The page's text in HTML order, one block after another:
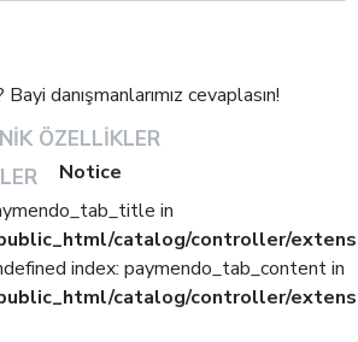
ÖZELLIKLER
Notice
in
catalog/controller/
index: paymendo_tab_content in
catalog/controller/
Bayi danışmanlarımız cevaplasın!